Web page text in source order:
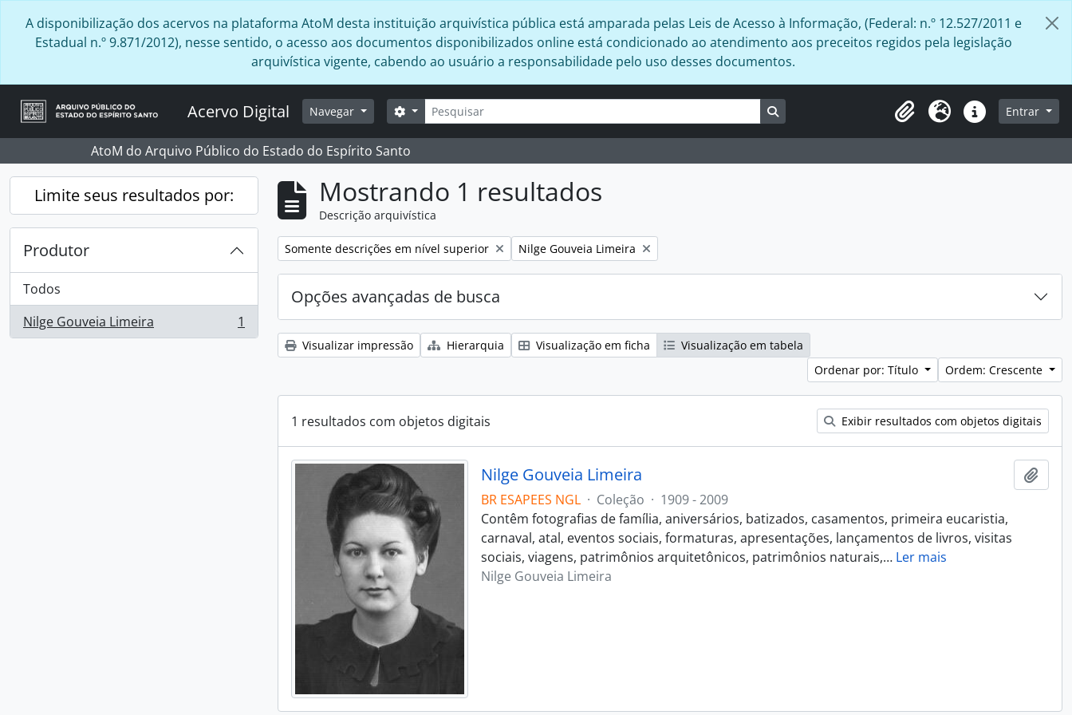
A disponibilização dos acervos na plataforma AtoM desta instituição arquivística pública está amparada pelas Leis de Acesso à Informação, (Federal: n.º 12.527/2011 e
Estadual n.º 9.871/2012), nesse sentido, o acesso aos documentos disponibilizados online está condicionado ao atendimento aos preceitos regidos pela legislação
arquivística vigente, cabendo ao usuário a responsabilidade pelo uso desses documentos.
Acervo Digital Navegar Buscar
Opções de busca Busque na página de navegação
Área de Transferência
Idioma Atalhos Entrar
AtoM do Arquivo Público do Estado do Espírito Santo
Limite seus resultados por:
Produtor
Todos
Nilge Gouveia Limeira
, 1 resultados 1
Mostrando 1 resultados
Descrição arquivística
Remover filtro:
Somente descrições em nível superior Remover filtro:
Nilge Gouveia Limeira
Opções avançadas de busca
Visualizar impressão Hierarquia Visualização em ficha
Visualização em tabela
Ordenar por: Título
Ordem: Crescente
1 resultados com objetos digitais Exibir resultados com objetos digitais
Nilge Gouveia Limeira
BR ESAPEES NGL · Coleção · 1909 - 2009
Contêm fotografias de família, aniversários, batizados, casamentos, primeira eucaristia,
carnaval, atal, eventos sociais, formaturas, apresentações, lançamentos de livros, visitas
sociais, viagens, patrimônios arquitetônicos, patrimônios naturais,… Ler mais
Nilge Gouveia Limeira